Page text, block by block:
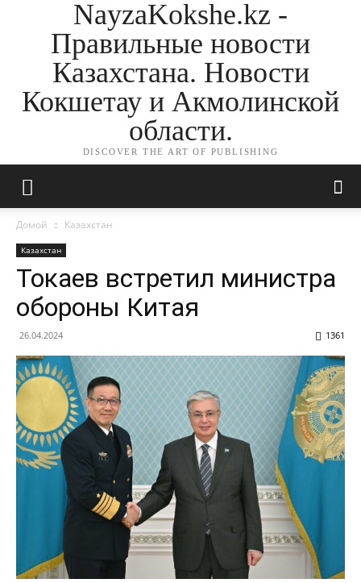
NayzaKokshe.kz -
Правильные новости
Казахстана. Новости
Кокшетау и Акмолинской
области.
DISCOVER THE ART OF PUBLISHING
Домой Казахстан
Казахстан
Токаев встретил министра
обороны Китая
26.04.2024 1361